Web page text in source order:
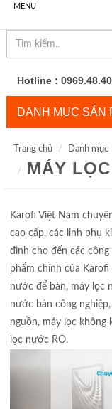
MENU
Hotline :
DANH MỤC SẢN
Trang chủ Danh mục
MÁY
Karofi Việt Nam
cao cấp, các linh phụ
đình cho đến các công
phẩm chính của
nước để bàn, máy lọc
nước bán công
nguồn, máy lọc không
lọc nước RO.